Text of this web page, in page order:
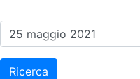
Ricerca